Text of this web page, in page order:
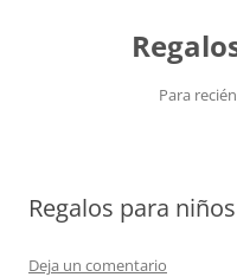
Para
Regalos para
Deja un comentario